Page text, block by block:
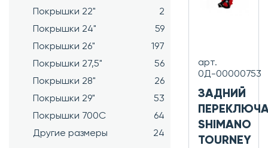
Покрышки 22"
2
Покрышки 24"
59
Покрышки 26"
197
Покрышки 27,5"
56
Покрышки 28"
26
Покрышки 29"
53
Покрышки 700C
64
Другие размеры
24
арт.
0Д-00000753
ЗАДНИЙ
SHIMANO
TOURNEY